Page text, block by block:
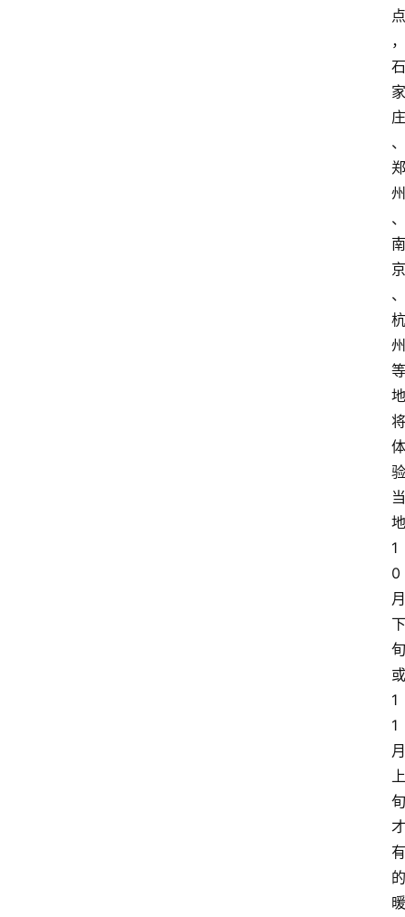
点
，
石
家
庄
、
郑
州
、
南
京
、
杭
州
等
地
将
体
验
当
地
1
0
月
下
旬
或
1
1
月
上
旬
才
有
的
暖